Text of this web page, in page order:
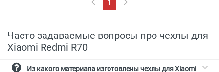
1
(current)
Часто задаваемые вопросы про чехлы для
Xiaomi Redmi R70